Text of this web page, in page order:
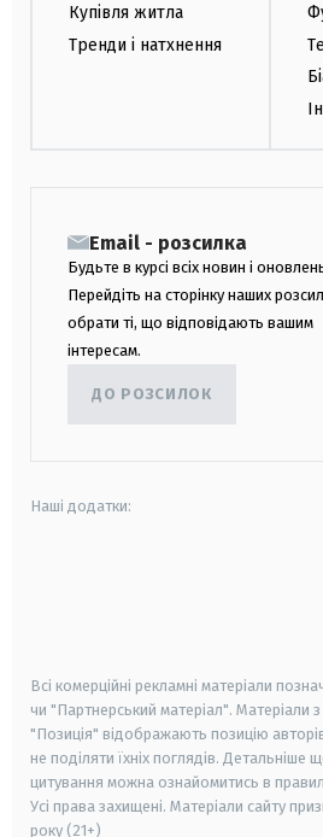
Купівля житла
Тренди і натхнення
Email - розсилка
Будьте в курсі всіх новин і
Перейдіть на сторінку наших
обрати ті, що відповідають вашим
інтересам.
ДО РОЗСИЛОК
Наші додатки:
Всі комерційні рекламні матеріали
чи "Партнерський матеріал". Матеріали
"Позиція" відображають позицію
не поділяти їхніх поглядів.
цитування можна ознайомитись в
Усі права захищені. Матеріали сайту
року (21+)